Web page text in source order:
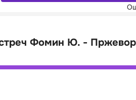
Фомин Ю. -